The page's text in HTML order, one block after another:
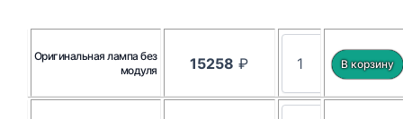
Оригинальная лампа без
модуля
15258 ₽